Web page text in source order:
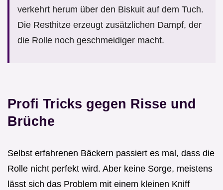
verkehrt herum über den Biskuit auf dem Tuch.
Die Resthitze erzeugt zusätzlichen Dampf, der
die Rolle noch geschmeidiger macht.
Profi Tricks gegen Risse und
Brüche
Selbst erfahrenen Bäckern passiert es mal, dass die
Rolle nicht perfekt wird. Aber keine Sorge, meistens
lässt sich das Problem mit einem kleinen Kniff